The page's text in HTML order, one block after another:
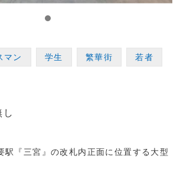
駅『三宮』の改札内正面に位置する大型
マン 学生 繁華街 若者